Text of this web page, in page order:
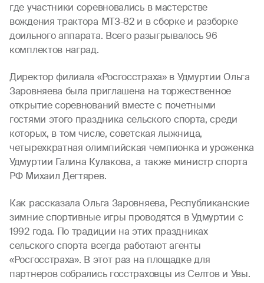
где участники соревновались в мастерстве
вождения трактора МТЗ-82 и в сборке и разборке
доильного аппарата. Всего разыгрывалось 96
комплектов наград.
Директор филиала «Росгосстраха» в Удмуртии Ольга
Заровняева была приглашена на торжественное
открытие соревнований вместе с почетными
гостями этого праздника сельского спорта, среди
которых, в том числе, советская лыжница,
четырехкратная олимпийская чемпионка и уроженка
Удмуртии Галина Кулакова, а также министр спорта
РФ Михаил Дегтярев.
Как рассказала Ольга Заровняева, Республиканские
зимние спортивные игры проводятся в Удмуртии с
1992 года. По традиции на этих праздниках
сельского спорта всегда работают агенты
«Росгосстраха». В этот раз на площадке для
партнеров собрались госстраховцы из Селтов и Увы.